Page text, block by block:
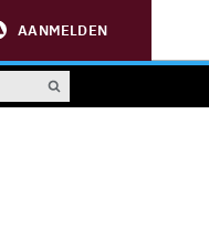
AANMELDEN